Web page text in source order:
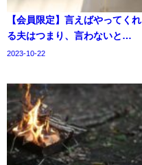
【会員限定】言えばやってくれ
る夫はつまり、言わないと…
2023-10-22